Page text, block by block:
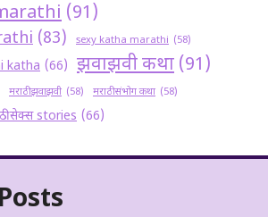
(91)
(83) sexy katha marathi (58)
katha (66) झवाझवी कथा (91)
मराठी झवाझवी (58) मराठी संभोग कथा (58)
सेक्स stories (66)